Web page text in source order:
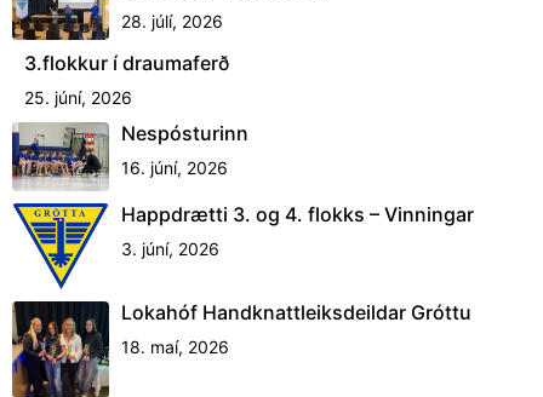
28. júlí, 2026
3.flokkur í draumaferð
25. júní, 2026
Nespósturinn
16. júní, 2026
Happdrætti 3. og 4. flokks – Vinningar
3. júní, 2026
Lokahóf Handknattleiksdeildar Gróttu
18. maí, 2026